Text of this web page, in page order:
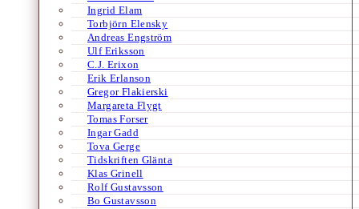
Ingrid Elam
Torbjörn Elensky
Andreas Engström
Ulf Eriksson
C.J. Erixon
Erik Erlanson
Gregor Flakierski
Margareta Flygt
Tomas Forser
Ingar Gadd
Tova Gerge
Tidskriften Glänta
Klas Grinell
Rolf Gustavsson
Bo Gustavsson